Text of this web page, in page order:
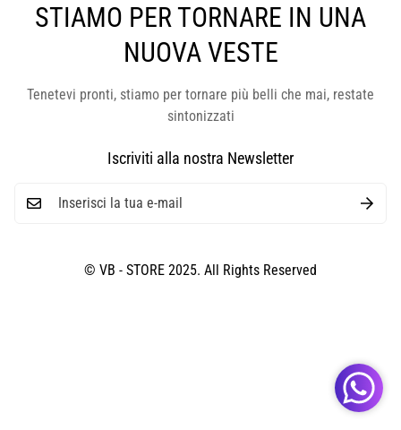
STIAMO PER TORNARE IN UNA
NUOVA VESTE
Tenetevi pronti, stiamo per tornare più belli che mai, restate
sintonizzati
Iscriviti alla nostra Newsletter
© VB - STORE 2025. All Rights Reserved